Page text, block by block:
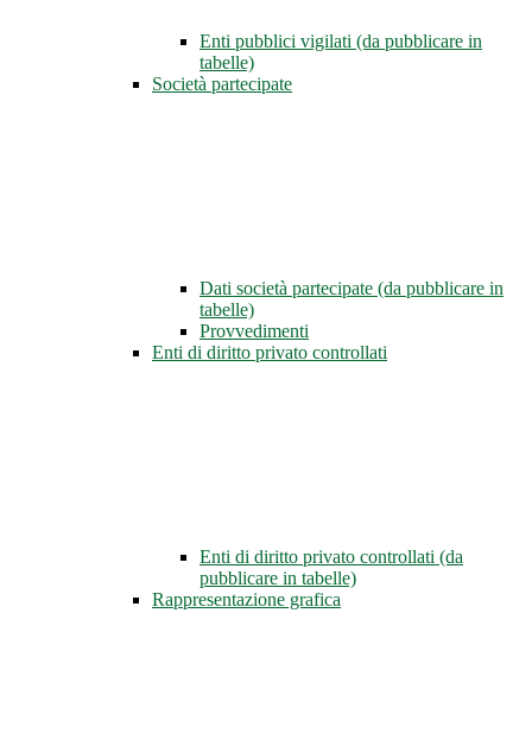
Enti pubblici vigilati (da pubblicare in
tabelle)
Società partecipate
Dati società partecipate (da pubblicare in
tabelle)
Provvedimenti
Enti di diritto privato controllati
Enti di diritto privato controllati (da
pubblicare in tabelle)
Rappresentazione grafica